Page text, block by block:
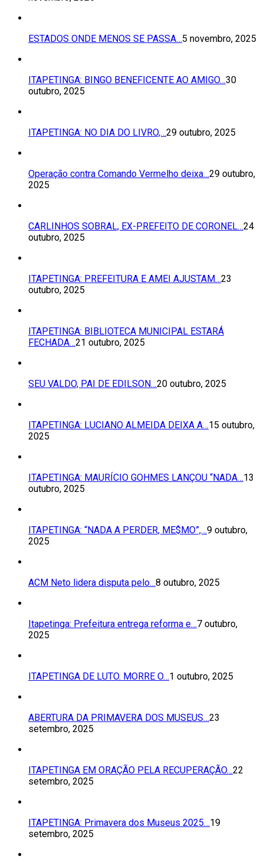
ESTADOS ONDE MENOS SE PASSA…5 novembro, 2025
ITAPETINGA: BINGO BENEFICENTE AO AMIGO…30
outubro, 2025
ITAPETINGA: NO DIA DO LIVRO,…29 outubro, 2025
Operação contra Comando Vermelho deixa…29 outubro,
2025
CARLINHOS SOBRAL, EX-PREFEITO DE CORONEL…24
outubro, 2025
ITAPETINGA: PREFEITURA E AMEI AJUSTAM…23
outubro, 2025
ITAPETINGA: BIBLIOTECA MUNICIPAL ESTARÁ
FECHADA…21 outubro, 2025
SEU VALDO, PAI DE EDILSON…20 outubro, 2025
ITAPETINGA: LUCIANO ALMEIDA DEIXA A…15 outubro,
2025
ITAPETINGA: MAURÍCIO GOHMES LANÇOU “NADA…13
outubro, 2025
ITAPETINGA: “NADA A PERDER, ME$MO”,…9 outubro,
2025
ACM Neto lidera disputa pelo…8 outubro, 2025
Itapetinga: Prefeitura entrega reforma e…7 outubro,
2025
ITAPETINGA DE LUTO. MORRE O…1 outubro, 2025
ABERTURA DA PRIMAVERA DOS MUSEUS…23
setembro, 2025
ITAPETINGA EM ORAÇÃO PELA RECUPERAÇÃO…22
setembro, 2025
ITAPETINGA: Primavera dos Museus 2025…19
setembro, 2025